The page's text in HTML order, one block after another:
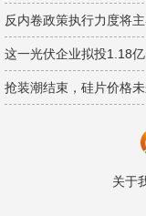
反内卷政策执行力度将
这一光伏企业拟投1.18
抢装潮结束，硅片价格
关于